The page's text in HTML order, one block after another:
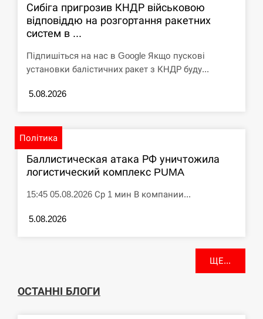
Сибіга пригрозив КНДР військовою
відповіддю на розгортання ракетних
систем в ...
Підпишіться на нас в Google Якщо пускові
установки балістичних ракет з КНДР буду...
5.08.2026
Політика
Баллистическая атака РФ уничтожила
логистический комплекс PUMA
15:45 05.08.2026 Ср 1 мин В компании...
5.08.2026
ЩЕ...
ОСТАННІ БЛОГИ